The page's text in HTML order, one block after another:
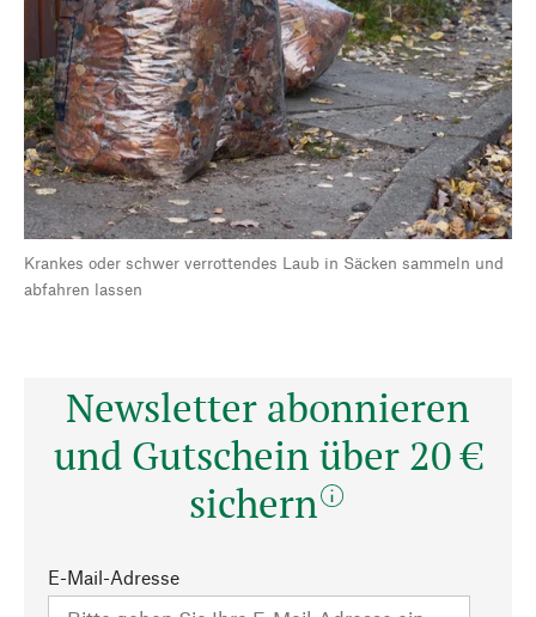
Krankes oder schwer verrottendes Laub in Säcken sammeln und
abfahren lassen
Newsletter abonnieren
und Gutschein über 20 €
sichern
E-Mail-Adresse